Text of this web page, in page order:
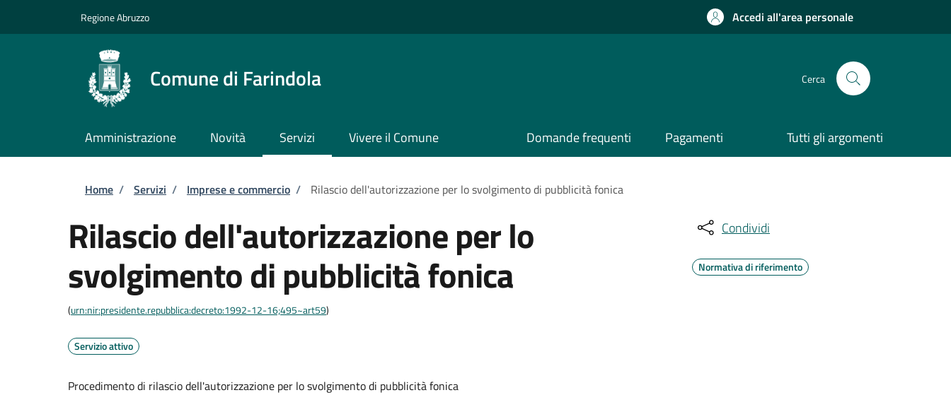
Regione Abruzzo Accedi all'area personale
Comune di Farindola Cerca
Amministrazione Novità Servizi Vivere il Comune Domande frequenti Pagamenti Tutti gli argomenti
Briciole di pane
Home / Servizi / Imprese e commercio / Rilascio dell'autorizzazione per lo svolgimento di pubblicità fonica
Rilascio dell'autorizzazione per lo
svolgimento di pubblicità fonica
(urn:nir:presidente.repubblica:decreto:1992-12-16;495~art59)
Servizio attivo
Procedimento di rilascio dell'autorizzazione per lo svolgimento di pubblicità fonica
Condividi
Normativa di riferimento